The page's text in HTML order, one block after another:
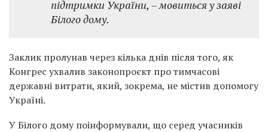
підтримки України, – мовиться у заяві
Білого дому.
Заклик пролунав через кілька днів після того, як
Конгрес ухвалив законопроєкт про тимчасові
державні витрати, який, зокрема, не містив допомогу
Україні.
У Білого дому поінформували, що серед учасників